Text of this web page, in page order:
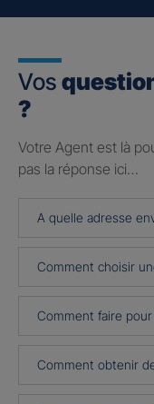
Vos
?
Votre Agent est là
pas la réponse ici…
A quelle adresse
Comment choisir
Comment faire
Comment obtenir